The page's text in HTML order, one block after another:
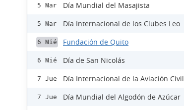
5 Mar Día Mundial del Masajista
5 Mar Día Internacional de los Clubes Leo
6 Mié Fundación de Quito
6 Mié Día de San Nicolás
7 Jue Día Internacional de la Aviación Civil
7 Jue Día Mundial del Algodón de Azúcar